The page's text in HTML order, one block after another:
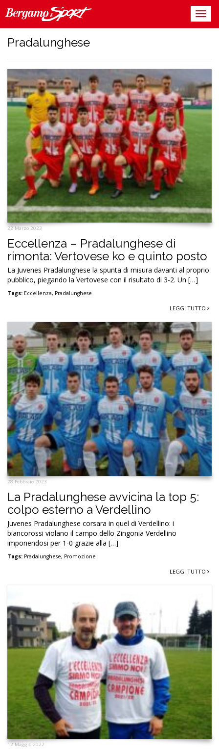
Pradalunghese
22 Marzo 2023
Eccellenza – Pradalunghese di
rimonta: Vertovese ko e quinto posto
La Juvenes Pradalunghese la spunta di misura davanti al proprio
pubblico, piegando la Vertovese con il risultato di 3-2. Un […]
Tags: Eccellenza, Pradalunghese
LEGGI TUTTO
28 Febbraio 2023
La Pradalunghese avvicina la top 5:
colpo esterno a Verdellino
Juvenes Pradalunghese corsara in quel di Verdellino: i
biancorossi violano il campo dello Zingonia Verdellino
imponendosi per 1-0 grazie alla […]
Tags: Pradalunghese, Promozione
LEGGI TUTTO
12 Maggio 2022